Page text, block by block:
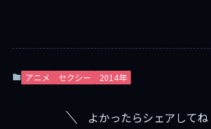
アニメ セクシー 2014年
よかったらシェアしてね